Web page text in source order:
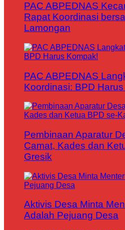
PAC ABPEDNAS
Rapat Koordinasi
Lamongan
PAC ABPEDNAS
Koordinasi: BPD
Pembinaan Aparatur
Camat, Kades dan
Gresik
Aktivis Desa Minta
Adalah Pejuang Desa